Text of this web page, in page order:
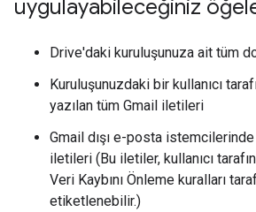
uygulayabileceğiniz
Drive'daki kuruluşunuza ait tüm
Kuruluşunuzdaki bir kullanıcı
yazılan tüm Gmail iletileri
Gmail dışı e-posta
iletileri (Bu iletiler, kullanıcı
Veri Kaybını Önleme kuralları
etiketlenebilir.)